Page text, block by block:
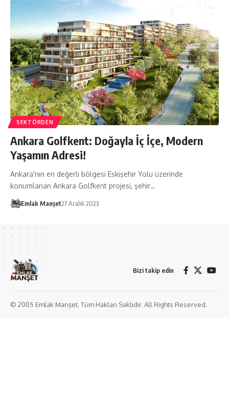
SEKTÖRDEN
Ankara Golfkent: Doğayla İç İçe, Modern
Yaşamın Adresi!
Ankara'nın en değerli bölgesi Eskişehir Yolu üzerinde
konumlanan Ankara Golfkent projesi, şehir…
Emlak Manşet27 Aralık 2023
Bizi takip edin
© 2005 Emlak Manşet. Tüm Hakları Saklıdır. All Rights Reserved.